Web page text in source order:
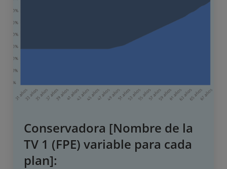
Conservadora [Nombre de la
TV 1 (FPE) variable para cada
plan]: